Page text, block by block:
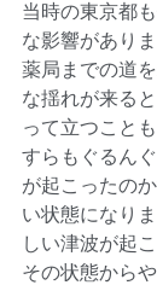
当時の東京都
な影響があり
薬局までの道
な揺れが来る
って立つこと
すらもぐるん
が起こったの
い状態になり
しい津波が起
その状態から